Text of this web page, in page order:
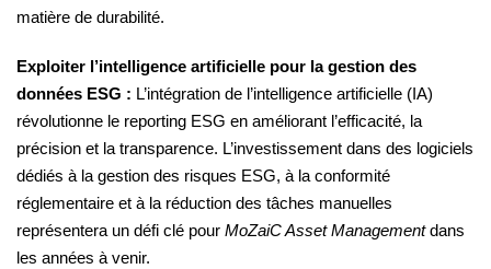
matière de durabilité.
Exploiter l’intelligence artificielle pour la gestion des
données ESG : L’intégration de l’intelligence artificielle (IA)
révolutionne le reporting ESG en améliorant l’efficacité, la
précision et la transparence. L’investissement dans des logiciels
dédiés à la gestion des risques ESG, à la conformité
réglementaire et à la réduction des tâches manuelles
représentera un défi clé pour MoZaiC Asset Managementdans
les années à venir.